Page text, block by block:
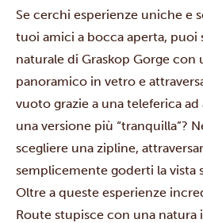
Se cerchi esperienze uniche e
tuoi amici a bocca aperta, puoi
naturale di Graskop Gorge con
panoramico in vetro e
vuoto grazie a una teleferica
una versione più “tranquilla”?
scegliere una zipline,
semplicemente goderti la vista
Oltre a queste esperienze
Route stupisce con una natura